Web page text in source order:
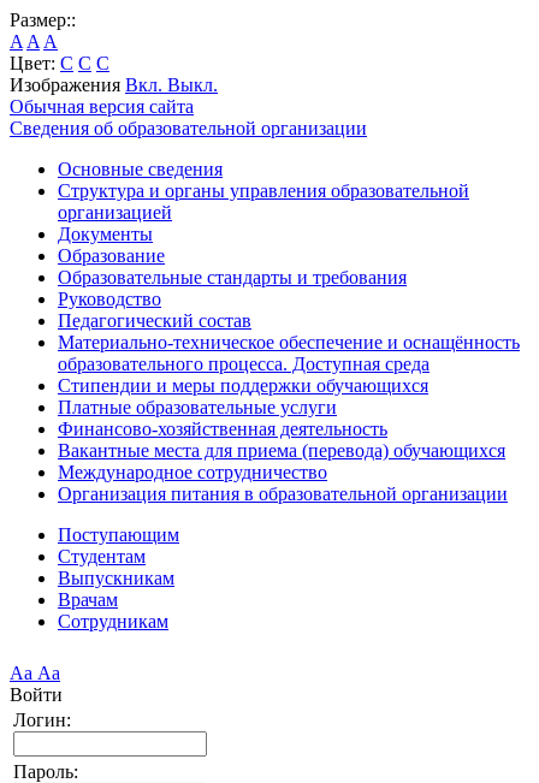
Размер::
A A A
Цвет: C C C
Изображения Вкл. Выкл.
Обычная версия сайта
Сведения об образовательной организации
Основные сведения
Структура и органы управления образовательной
организацией
Документы
Образование
Образовательные стандарты и требования
Руководство
Педагогический состав
Материально-техническое обеспечение и оснащённость
образовательного процесса. Доступная среда
Стипендии и меры поддержки обучающихся
Платные образовательные услуги
Финансово-хозяйственная деятельность
Вакантные места для приема (перевода) обучающихся
Международное сотрудничество
Организация питания в образовательной организации
Поступающим
Студентам
Выпускникам
Врачам
Сотрудникам
Аа Аа
Войти
Логин:
Пароль: